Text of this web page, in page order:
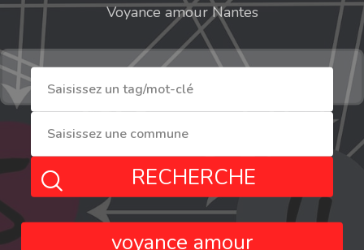
Voyance amour Nantes
RECHERCHE
voyance amour